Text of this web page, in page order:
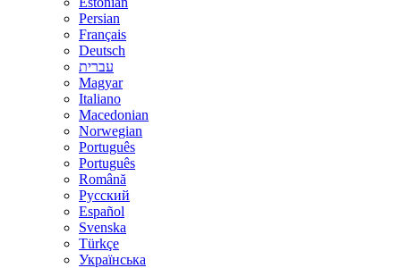
Persian
Français
Deutsch
עברית
Magyar
Italiano
Macedonian
Norwegian
Português
Português
Română
Русский
Español
Svenska
Türkçe
Українська